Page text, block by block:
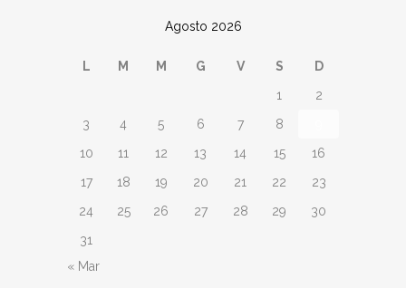
Agosto 2026
L M M G V S
D
1
2
3
4 5 6 7 8
10
11 12 13 14 15
16
17
18 19 20 21 22
23
24
25 26 27 28 29
30
31
« Mar